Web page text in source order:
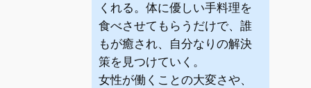
くれる。体に優しい手料理を
食べさせてもらうだけで、誰
もが癒され、自分なりの解決
策を見つけていく。
女性が働くことの大変さや、